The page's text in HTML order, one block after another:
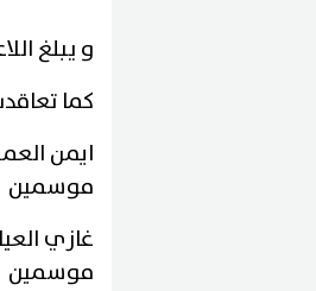
و يبلغ اللاعب من العمر
كما
ايمن
موسمين
غازي
موسمين